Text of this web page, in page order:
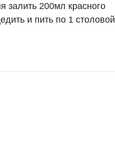
залить 200мл красного
и пить по 1 столовой